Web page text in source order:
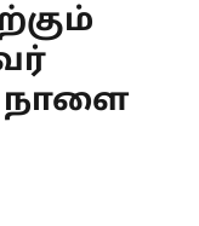
நாளை